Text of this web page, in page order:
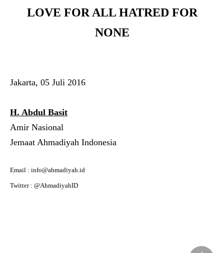
LOVE FOR ALL HATRED FOR
NONE
Jakarta, 05 Juli 2016
H. Abdul Basit
Amir Nasional
Jemaat Ahmadiyah Indonesia
Email : info@ahmadiyah.id
Twitter : @AhmadiyahID